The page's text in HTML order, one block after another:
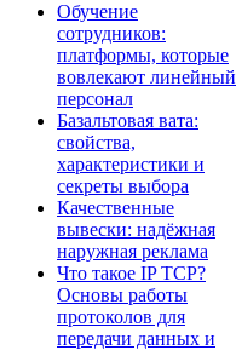
Обучение
сотрудников:
платформы, которые
вовлекают линейный
персонал
Базальтовая вата:
свойства,
характеристики и
секреты выбора
Качественные
вывески: надёжная
наружная реклама
Что такое IP TCP?
Основы работы
протоколов для
передачи данных и